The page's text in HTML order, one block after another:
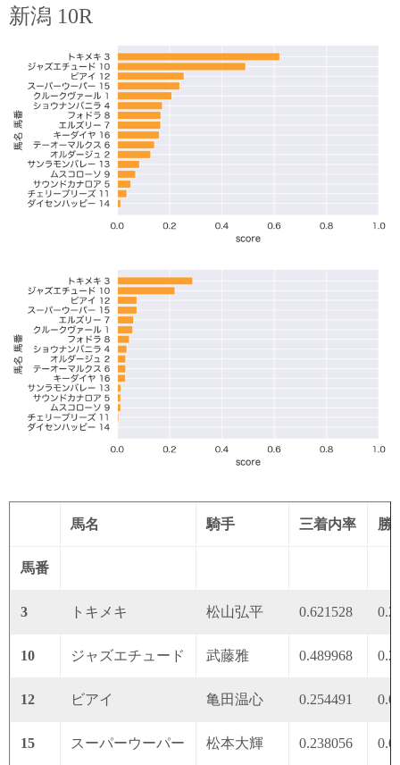
新潟 10R
馬名 騎手 三着内率 勝
馬番
3 トキメキ 松山弘平 0.621528
10 ジャズエチュード 武藤雅 0.489968
12 ビアイ 亀田温心 0.254491
15 スーパーウーパー 松本大輝 0.238056